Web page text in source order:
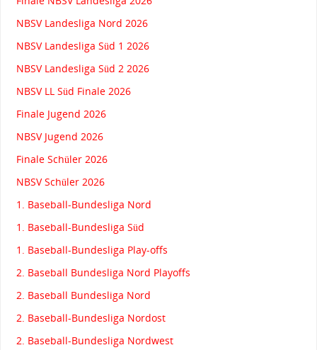
NBSV Landesliga Nord 2026
NBSV Landesliga Süd 1 2026
NBSV Landesliga Süd 2 2026
NBSV LL Süd Finale 2026
Finale Jugend 2026
NBSV Jugend 2026
Finale Schüler 2026
NBSV Schüler 2026
1. Baseball-Bundesliga Nord
1. Baseball-Bundesliga Süd
1. Baseball-Bundesliga Play-offs
2. Baseball Bundesliga Nord Playoffs
2. Baseball Bundesliga Nord
2. Baseball-Bundesliga Nordost
2. Baseball-Bundesliga Nordwest